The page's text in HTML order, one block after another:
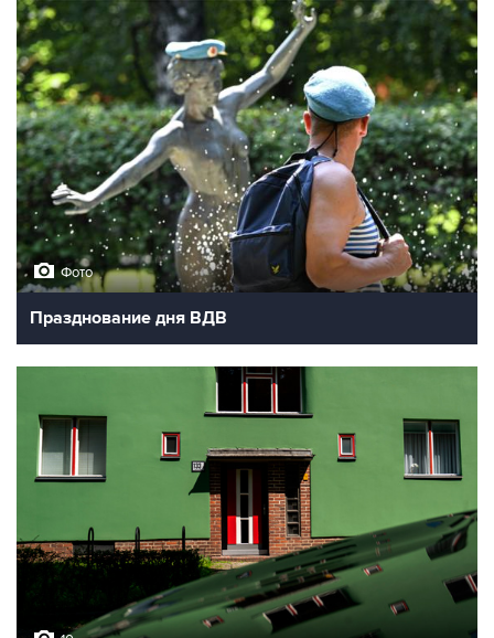
Фото
Празднование дня ВДВ